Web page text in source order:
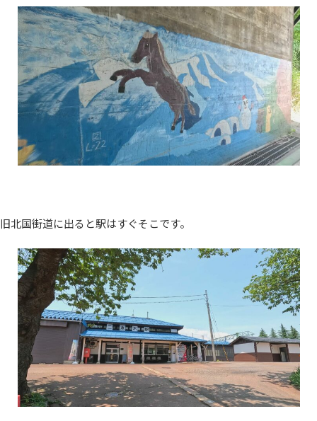
旧北国街道に出ると駅はすぐそこです。